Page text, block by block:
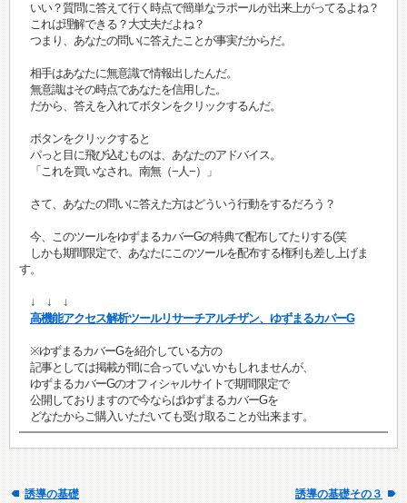
いい？質問に答えて行く時点で簡単なラポールが出来上がってるよね？
これは理解できる？大丈夫だよね？
つまり、あなたの問いに答えたことが事実だからだ。
相手はあなたに無意識で情報出したんだ。
無意識はその時点であなたを信用した。
だから、答えを入れてボタンをクリックするんだ。
ボタンをクリックすると
パっと目に飛び込むものは、あなたのアドバイス。
「これを買いなされ。南無（−人−）」
さて、あなたの問いに答えた方はどういう行動をするだろう？
今、このツールをゆずまるカバーGの特典で配布してたりする(笑
しかも期間限定で、あなたにこのツールを配布する権利も差し上げま
す。
↓ ↓ ↓
高機能アクセス解析ツールリサーチアルチザン、ゆずまるカバーG
※ゆずまるカバーGを紹介している方の
記事としては掲載が間に合っていないかもしれませんが、
ゆずまるカバーGのオフィシャルサイトで期間限定で
公開しておりますので今ならばゆずまるカバーGを
どなたからご購入いただいても受け取ることが出来ます。
誘導の基礎 誘導の基礎その３